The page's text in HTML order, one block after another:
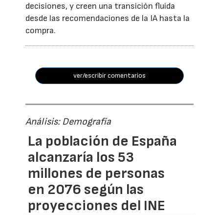
decisiones, y creen una transición fluida
desde las recomendaciones de la IA hasta la
compra.
ver/escribir comentarios
Análisis: Demografía
La población de España
alcanzaría los 53
millones de personas
en 2076 según las
proyecciones del INE